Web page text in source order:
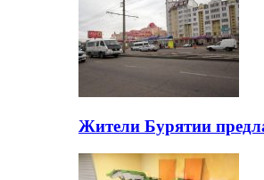
Жители Бурятии